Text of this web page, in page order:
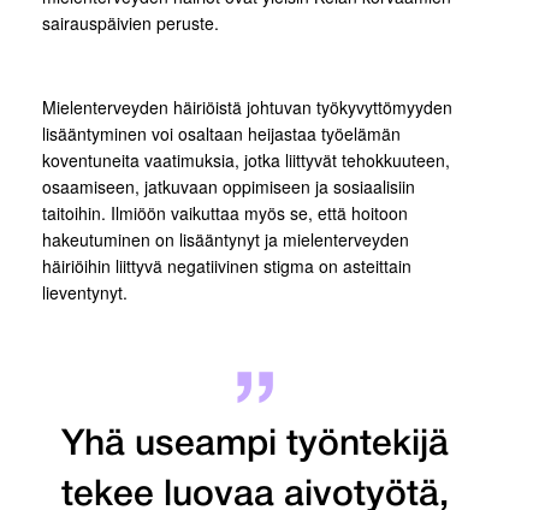
sairauspäivien peruste.
Mielenterveyden häiriöistä johtuvan työkyvyttömyyden
lisääntyminen voi osaltaan heijastaa työelämän
koventuneita vaatimuksia, jotka liittyvät tehokkuuteen,
osaamiseen, jatkuvaan oppimiseen ja sosiaalisiin
taitoihin. Ilmiöön vaikuttaa myös se, että hoitoon
hakeutuminen on lisääntynyt ja mielenterveyden
häiriöihin liittyvä negatiivinen stigma on asteittain
lieventynyt.
Yhä useampi työntekijä
tekee luovaa aivotyötä,